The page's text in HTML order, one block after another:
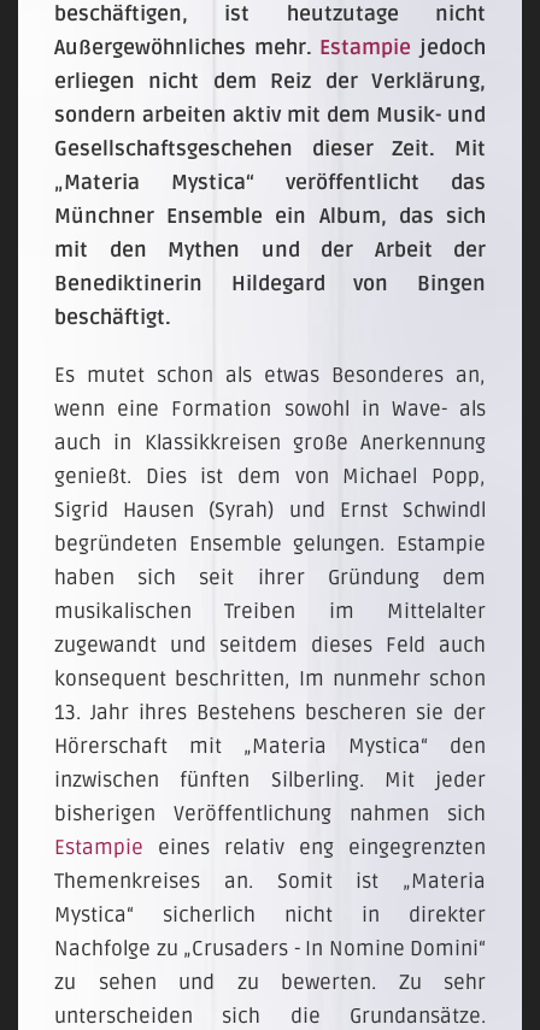
beschäftigen, ist heutzutage nicht
Außergewöhnliches mehr. Estampie jedoch
erliegen nicht dem Reiz der Verklärung,
sondern arbeiten aktiv mit dem Musik- und
Gesellschaftsgeschehen dieser Zeit. Mit
„Materia Mystica“ veröffentlicht das
Münchner Ensemble ein Album, das sich
mit den Mythen und der Arbeit der
Benediktinerin Hildegard von Bingen
beschäftigt.
Es mutet schon als etwas Besonderes an,
wenn eine Formation sowohl in Wave- als
auch in Klassikkreisen große Anerkennung
genießt. Dies ist dem von Michael Popp,
Sigrid Hausen (Syrah) und Ernst Schwindl
begründeten Ensemble gelungen. Estampie
haben sich seit ihrer Gründung dem
musikalischen Treiben im Mittelalter
zugewandt und seitdem dieses Feld auch
konsequent beschritten, Im nunmehr schon
13. Jahr ihres Bestehens bescheren sie der
Hörerschaft mit „Materia Mystica“ den
inzwischen fünften Silberling. Mit jeder
bisherigen Veröffentlichung nahmen sich
Estampie eines relativ eng eingegrenzten
Themenkreises an. Somit ist „Materia
Mystica“ sicherlich nicht in direkter
Nachfolge zu „Crusaders - In Nomine Domini“
zu sehen und zu bewerten. Zu sehr
unterscheiden sich die Grundansätze.